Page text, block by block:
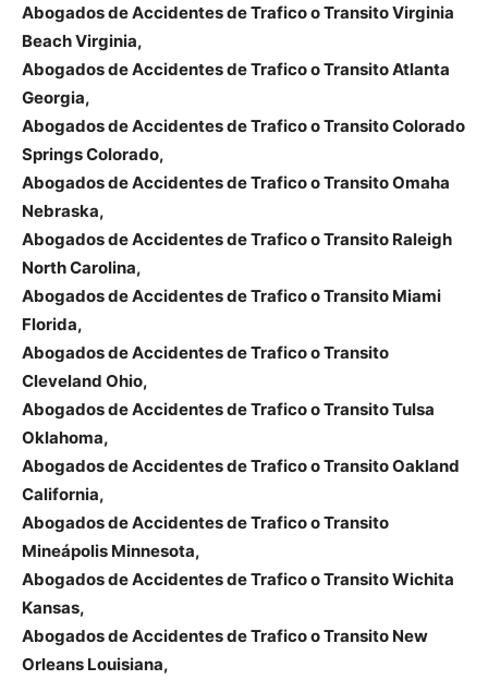
Abogados de Accidentes de Trafico o Transito Virginia
Beach Virginia,
Abogados de Accidentes de Trafico o Transito Atlanta
Georgia,
Abogados de Accidentes de Trafico o Transito Colorado
Springs Colorado,
Abogados de Accidentes de Trafico o Transito Omaha
Nebraska,
Abogados de Accidentes de Trafico o Transito Raleigh
North Carolina,
Abogados de Accidentes de Trafico o Transito Miami
Florida,
Abogados de Accidentes de Trafico o Transito
Cleveland Ohio,
Abogados de Accidentes de Trafico o Transito Tulsa
Oklahoma,
Abogados de Accidentes de Trafico o Transito Oakland
California,
Abogados de Accidentes de Trafico o Transito
Mineápolis Minnesota,
Abogados de Accidentes de Trafico o Transito Wichita
Kansas,
Abogados de Accidentes de Trafico o Transito New
Orleans Louisiana,